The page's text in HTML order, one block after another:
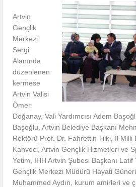
Artvin
Gençlik
Merkezi
Sergi
Alanında
düzenlenen
kermese
Artvin Valisi
Ömer
Doğanay, Vali Yardımcısı Adem
Başoğlu, Artvin Belediye Başkanı
Rektörü Prof. Dr. Fahrettin Tilki, İl Milli
Kahveci, Artvin Gençlik Hizmetleri ve
Yetim, İHH Artvin Şubesi Başkanı Latif
Gençlik Merkezi Müdürü Hayati
Muhammed Aydın, kurum amirleri ve